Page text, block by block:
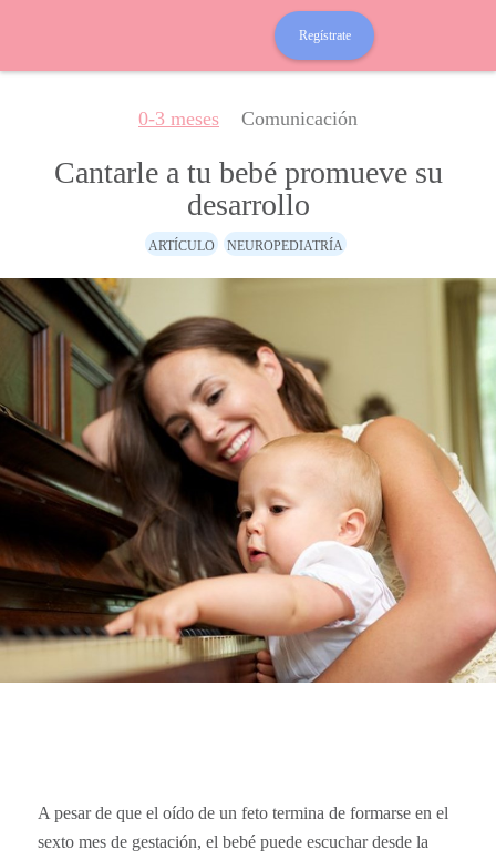
Regístrate
0-3 meses Comunicación
Cantarle a tu bebé promueve su
desarrollo
ARTÍCULO NEUROPEDIATRÍA
A pesar de que el oído de un feto termina de formarse en el
sexto mes de gestación, el bebé puede escuchar desde la